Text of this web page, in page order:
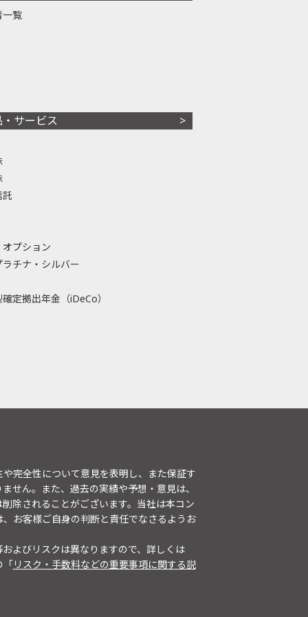
一覧
・サービス
託
プション
ラチナ・シルバー
定拠出年金（iDeCo）
完全性について意見を表明し、また保証す
せん。また、過去の実績や予想・意見は、
除されることがございます。当社は本コン
お客様ご自身の判断と責任でなさるようお
よびリスクは異なりますので、詳しくは
「リスク・手数料などの重要事項に関する説